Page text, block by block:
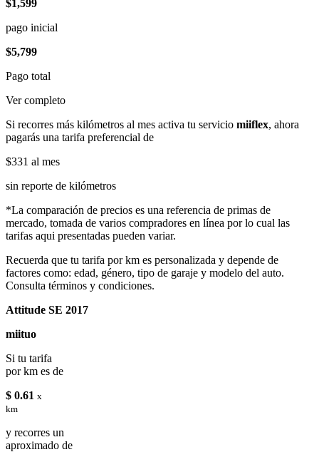
$1,599
pago inicial
$5,799
Pago total
Ver completo
Si recorres más kilómetros al mes activa tu servicio miiflex, ahora
pagarás una tarifa preferencial de
$331 al mes
sin reporte de kilómetros
*La comparación de precios es una referencia de primas de
mercado, tomada de varios compradores en línea por lo cual las
tarifas aqui presentadas pueden variar.
Recuerda que tu tarifa por km es personalizada y depende de
factores como: edad, género, tipo de garaje y modelo del auto.
Consulta términos y condiciones.
Attitude SE 2017
miituo
Si tu tarifa
por km es de
$ 0.61 x
km
y recorres un
aproximado de